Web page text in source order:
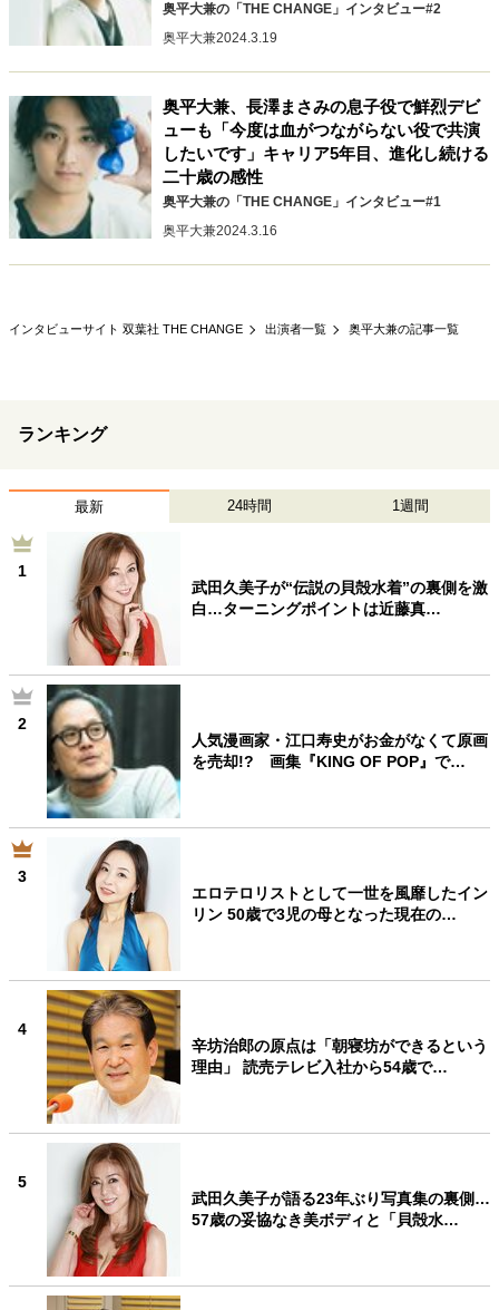
地域とつながる/お金との付き合い方
奥平大兼の「THE CHANGE」インタビュー#2
奥平大兼2024.3.19
奥平大兼、長澤まさみの息子役で鮮烈デビ
ューも「今度は血がつながらない役で共演
したいです」キャリア5年目、進化し続ける
二十歳の感性
奥平大兼の「THE CHANGE」インタビュー#1
奥平大兼2024.3.16
インタビューサイト 双葉社 THE CHANGE 出演者一覧 奥平大兼の記事一覧
ランキング
最新 24時間 1週間
1
武田久美子が“伝説の貝殻水着”の裏側を激
白…ターニングポイントは近藤真…
2
人気漫画家・江口寿史がお金がなくて原画
を売却!? 画集『KING OF POP』で…
3
エロテロリストとして一世を風靡したイン
リン 50歳で3児の母となった現在の…
4
辛坊治郎の原点は「朝寝坊ができるという
理由」 読売テレビ入社から54歳で…
5
武田久美子が語る23年ぶり写真集の裏側…
57歳の妥協なき美ボディと「貝殻水…